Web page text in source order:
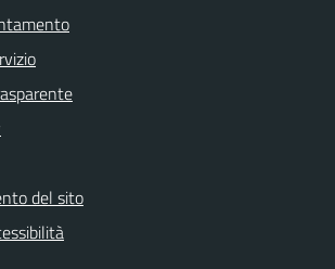
del sito